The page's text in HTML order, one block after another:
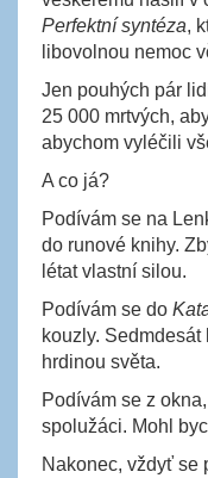
Perfektní syntéza,
libovolnou nemoc
Jen pouhých pár
25 000 mrtvých,
abychom vyléčili
A co já?
Podívám se na
do runové knihy.
létat vlastní silou.
Podívám se do
kouzly.
hrdinou světa.
Podívám se z
spolužáci. Mohl
Nakonec, vždyť se